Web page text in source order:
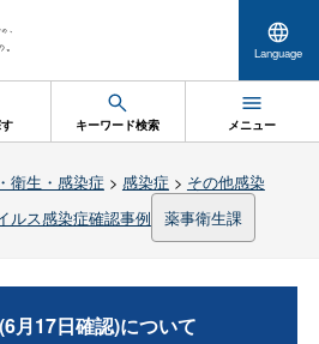
Language
キーワード検索 メニュー
衛生・感染症 > 感染症 > その他感染
ルス感染症確認事例 薬事衛生課
月17日確認)について